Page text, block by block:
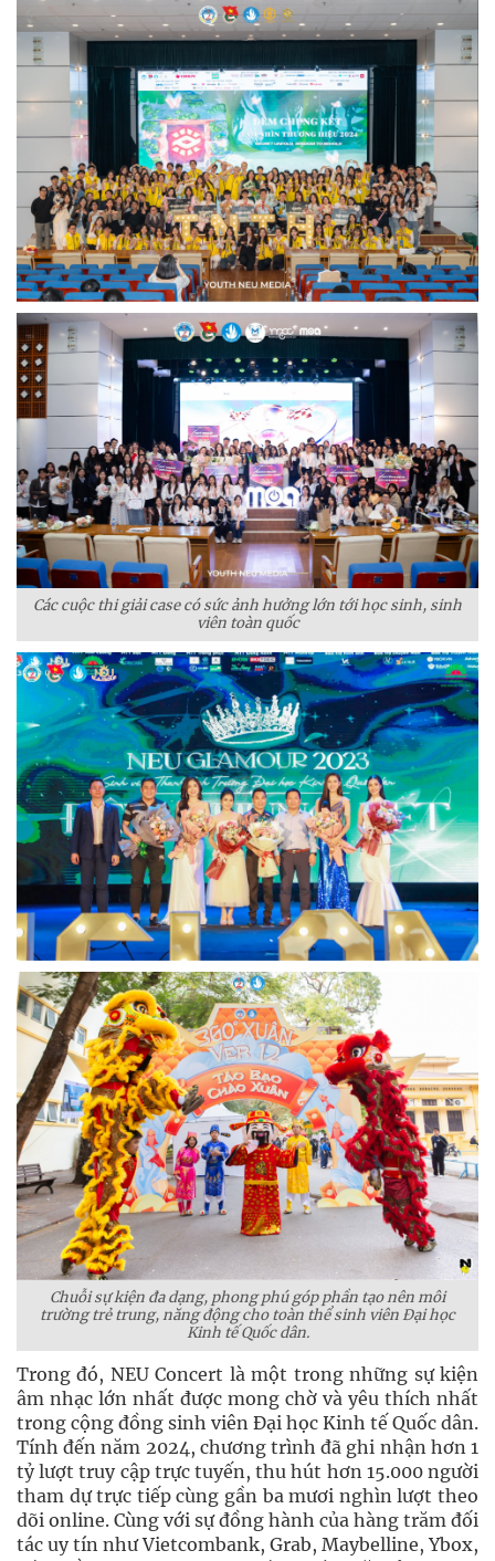
Các cuộc thi giải case có sức ảnh hưởng lớn tới học sinh, sinh
viên toàn quốc
Chuỗi sự kiện đa dạng, phong phú góp phần tạo nên môi
trường trẻ trung, năng động cho toàn thể sinh viên Đại học
Kinh tế Quốc dân.
Trong đó, NEU Concert là một trong những sự kiện
âm nhạc lớn nhất được mong chờ và yêu thích nhất
trong cộng đồng sinh viên Đại học Kinh tế Quốc dân.
Tính đến năm 2024, chương trình đã ghi nhận hơn 1
tỷ lượt truy cập trực tuyến, thu hút hơn 15.000 người
tham dự trực tiếp cùng gần ba mươi nghìn lượt theo
dõi online. Cùng với sự đồng hành của hàng trăm đối
tác uy tín như Vietcombank, Grab, Maybelline, Ybox,